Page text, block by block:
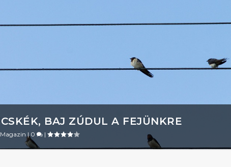
BAJ ZÚDUL A FEJÜNKRE
Magazin | 0 |